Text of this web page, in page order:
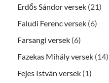
Erdős Sándor versek (21)
Faludi Ferenc versek (6)
Farsangi versek (6)
Fazekas Mihály versek (14)
Fejes István versek (1)